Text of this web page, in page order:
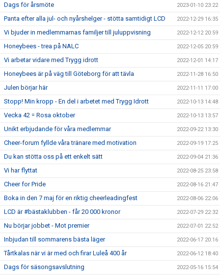
Dags för årsmöte 2023-01-10 23:22
Panta efter alla jul- och nyårshelger - stötta samtidigt LCD 2022-12-29 16:35
Vi bjuder in medlemmarnas familjer till juluppvisning 2022-12-12 20:59
Honeybees - trea på NALC 2022-12-05 20:59
Vi arbetar vidare med Trygg idrott 2022-12-01 14:17
Honeybees är på väg till Göteborg för att tävla 2022-11-28 16:50
Julen börjar här 2022-11-11 17:00
Stopp! Min kropp - En del i arbetet med Trygg Idrott 2022-10-13 14:48
Vecka 42 = Rosa oktober 2022-10-13 13:57
Unikt erbjudande för våra medlemmar 2022-09-22 13:30
Cheer-forum fyllde våra tränare med motivation 2022-09-19 17:25
Du kan stötta oss på ett enkelt sätt 2022-09-04 21:36
Vi har flyttat 2022-08-25 23:58
Cheer for Pride 2022-08-16 21:47
Boka in den 7 maj för en riktig cheerleadingfest 2022-08-06 22:06
LCD är #bästaklubben - får 20 000 kronor 2022-07-29 22:32
Nu börjar jobbet - Mot premier 2022-07-01 22:52
Inbjudan till sommarens bästa läger 2022-06-17 20:16
Tårtkalas när vi är med och firar Luleå 400 år 2022-06-12 18:40
Dags för säsongsavslutning 2022-05-16 15:54